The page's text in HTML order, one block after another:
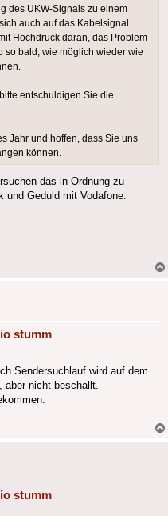
des UKW-Signals zu einem
auch auf das Kabelsignal
Hochdruck daran, das Problem
so bald, wie möglich wieder wie
entschuldigen Sie die
Jahr und hoffen, dass Sie uns
können.
das in Ordnung zu
und Geduld mit Vodafone.
stumm
Sendersuchlauf wird auf dem
aber nicht beschallt.
stumm